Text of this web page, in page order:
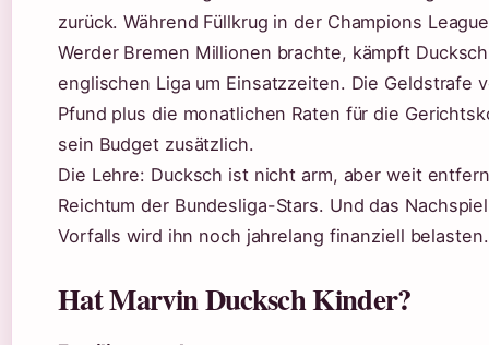
zurück. Während Füllkrug in der Champions
Werder Bremen Millionen brachte, kämpft
englischen Liga um Einsatzzeiten. Die Geldstrafe
Pfund plus die monatlichen Raten für die
sein Budget zusätzlich.
Die Lehre: Ducksch ist nicht arm, aber weit
Reichtum der Bundesliga-Stars. Und das
Vorfalls wird ihn noch jahrelang finanziell belasten.
Hat Marvin Ducksch Kinder?